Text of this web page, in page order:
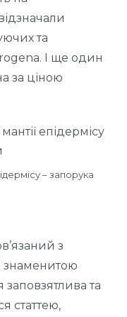
та
І ще один
за ціною
– запорука
з
знаменитою
заповзятлива та
статтею,